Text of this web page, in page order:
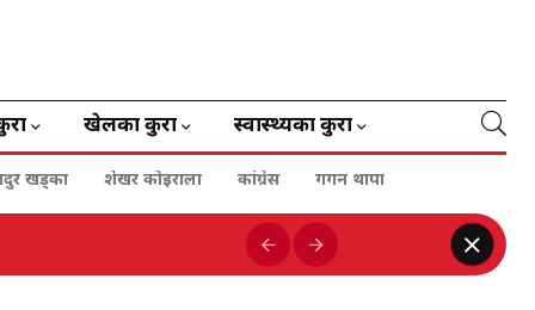
खेलका कुरा स्वास्थ्यका कुरा
खड्का शेखर कोइराला कांग्रेस गगन थापा